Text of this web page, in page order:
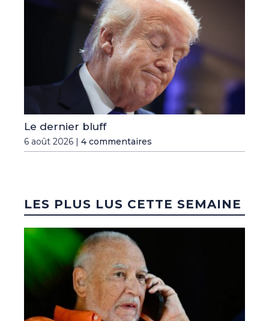
Le dernier bluff
6 août 2026 | 4 commentaires
LES PLUS LUS CETTE SEMAINE